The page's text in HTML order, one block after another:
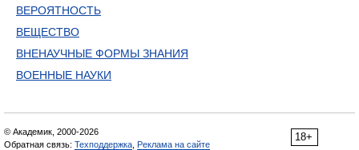
ВЕРОЯТНОСТЬ
ВЕЩЕСТВО
ВНЕНАУЧНЫЕ ФОРМЫ ЗНАНИЯ
ВОЕННЫЕ НАУКИ
18+
© Академик, 2000-2026
Обратная связь: Техподдержка Реклама на сайте